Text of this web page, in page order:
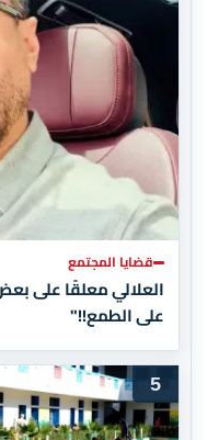
قضايا المجتمع
العلالي معلقًا على
على الطمع!!"
5